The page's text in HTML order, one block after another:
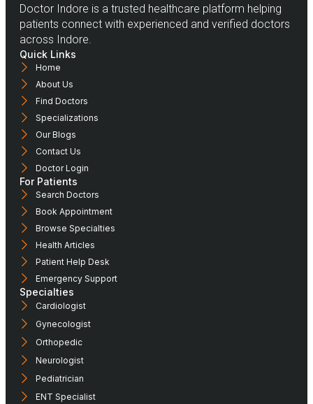
Doctor Indore is a trusted healthcare platform helping
patients connect with experienced and verified doctors
across Indore.
Quick Links
Home
About Us
Find Doctors
Specializations
Our Blogs
Contact Us
Doctor Login
For Patients
Search Doctors
Book Appointment
Browse Specialties
Health Articles
Patient Help Desk
Emergency Support
Specialties
Cardiologist
Gynecologist
Orthopedic
Neurologist
Pediatrician
ENT Specialist